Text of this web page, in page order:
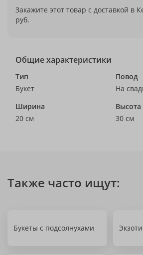
Закажите этот товар с доставкой в
руб.
Общие характеристики
Тип
Букет
Повод
На
Ширина
20 см
Высота
30 см
Также часто ищут:
Букеты с подсолнухами